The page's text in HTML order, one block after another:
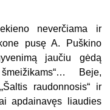
neverčiama ir
pusę A. Puškino
jaučiu gėdą
Beje,
raudonnosis“ ir
apdainavęs liaudies